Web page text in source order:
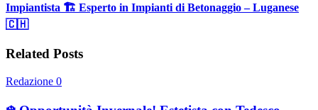
Impiantista 🏗️ Esperto in Impianti di Betonaggio – Luganese
🇨🇭
Related Posts
Redazione 0